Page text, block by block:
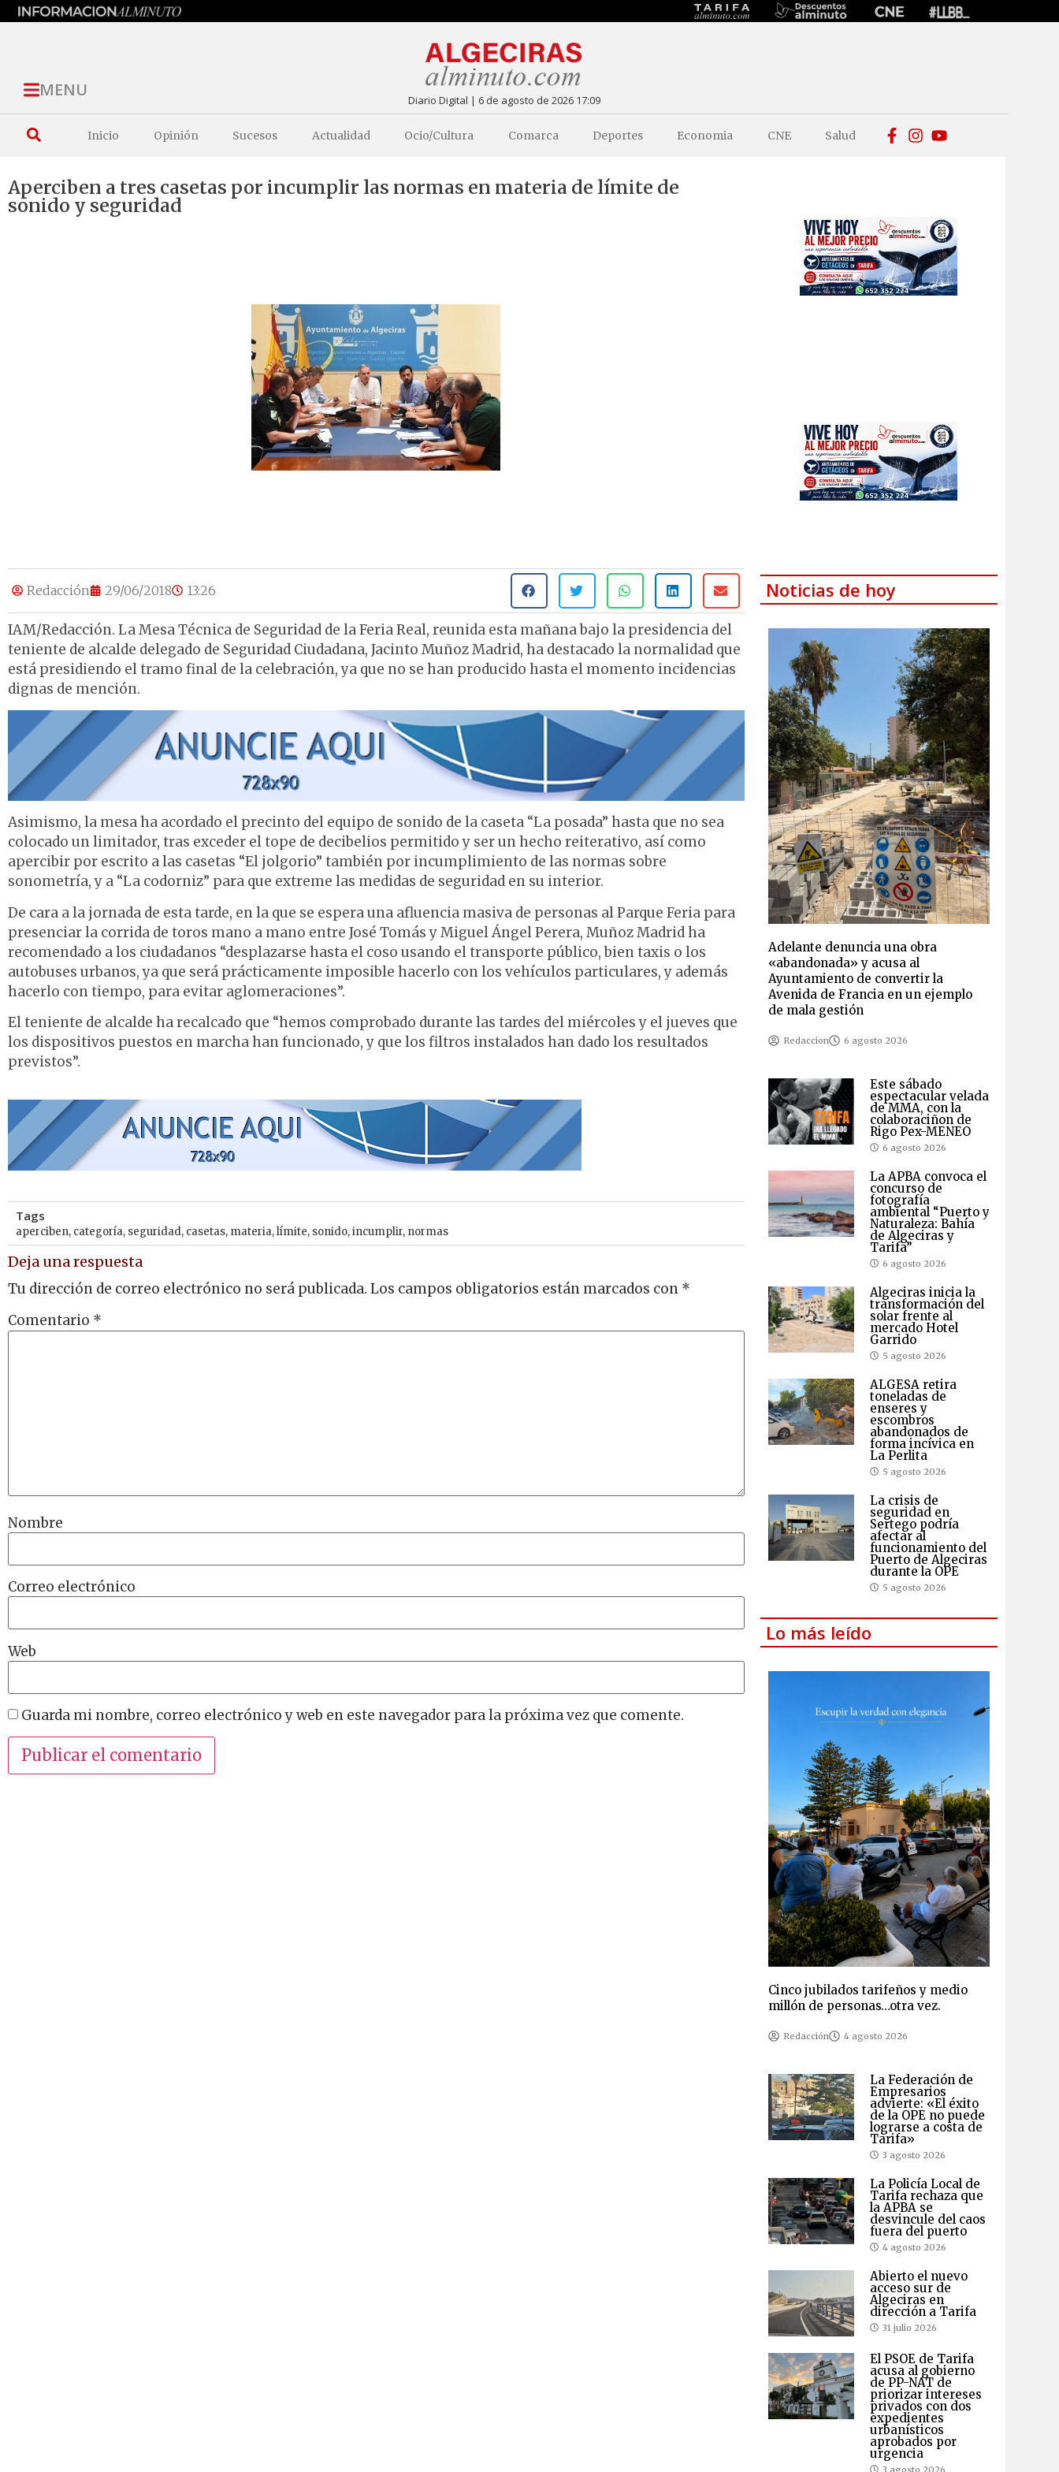
MENU Diario Digital | 6 de agosto de 2026 17:09
Inicio Opinión Sucesos Actualidad Ocio/Cultura Comarca Deportes Economia CNE Salud
Aperciben a tres casetas por incumplir las normas en materia de límite de
sonido y seguridad
Redacción 29/06/2018 13:26
IAM/Redacción. La Mesa Técnica de Seguridad de la Feria Real, reunida esta mañana bajo la presidencia del
teniente de alcalde delegado de Seguridad Ciudadana, Jacinto Muñoz Madrid, ha destacado la normalidad que
está presidiendo el tramo final de la celebración, ya que no se han producido hasta el momento incidencias
dignas de mención.
Asimismo, la mesa ha acordado el precinto del equipo de sonido de la caseta “La posada” hasta que no sea
colocado un limitador, tras exceder el tope de decibelios permitido y ser un hecho reiterativo, así como
apercibir por escrito a las casetas “El jolgorio” también por incumplimiento de las normas sobre
sonometría, y a “La codorniz” para que extreme las medidas de seguridad en su interior.
De cara a la jornada de esta tarde, en la que se espera una afluencia masiva de personas al Parque Feria para
presenciar la corrida de toros mano a mano entre José Tomás y Miguel Ángel Perera, Muñoz Madrid ha
recomendado a los ciudadanos “desplazarse hasta el coso usando el transporte público, bien taxis o los
autobuses urbanos, ya que será prácticamente imposible hacerlo con los vehículos particulares, y además
hacerlo con tiempo, para evitar aglomeraciones”.
El teniente de alcalde ha recalcado que “hemos comprobado durante las tardes del miércoles y el jueves que
los dispositivos puestos en marcha han funcionado, y que los filtros instalados han dado los resultados
previstos”.
Tags
aperciben, categoría, seguridad, casetas, materia,límite, sonido,incumplir, normas
Deja una respuesta
Tu dirección de correo electrónico no será publicada. Los campos obligatorios están marcados con *
Comentario *
Nombre
Correo electrónico
Web
Guarda mi nombre, correo electrónico y web en este navegador para la próxima vez que comente.
Noticias de hoy
Adelante denuncia una obra
«abandonada» y acusa al
Ayuntamiento de convertir la
Avenida de Francia en un ejemplo
de mala gestión
Redaccion 6 agosto 2026
Este sábado
espectacular velada
de MMA, con la
colaboraciñon de
Rigo Pex-MENEO
6 agosto 2026
La APBA convoca el
concurso de
fotografía
ambiental “Puerto y
Naturaleza: Bahía
de Algeciras y
Tarifa”
6 agosto 2026
Algeciras inicia la
transformación del
solar frente al
mercado Hotel
Garrido
5 agosto 2026
ALGESA retira
toneladas de
enseres y
escombros
abandonados de
forma incívica en
La Perlita
5 agosto 2026
La crisis de
seguridad en
Sertego podría
afectar al
funcionamiento del
Puerto de Algeciras
durante la OPE
5 agosto 2026
Lo más leído
Cinco jubilados tarifeños y medio
millón de personas…otra vez.
Redacción 4 agosto 2026
La Federación de
Empresarios
advierte: «El éxito
de la OPE no puede
lograrse a costa de
Tarifa»
3 agosto 2026
La Policía Local de
Tarifa rechaza que
la APBA se
desvincule del caos
fuera del puerto
4 agosto 2026
Abierto el nuevo
acceso sur de
Algeciras en
dirección a Tarifa
31 julio 2026
El PSOE de Tarifa
acusa al gobierno
de PP-NAT de
priorizar intereses
privados con dos
expedientes
urbanísticos
aprobados por
urgencia
3 agosto 2026